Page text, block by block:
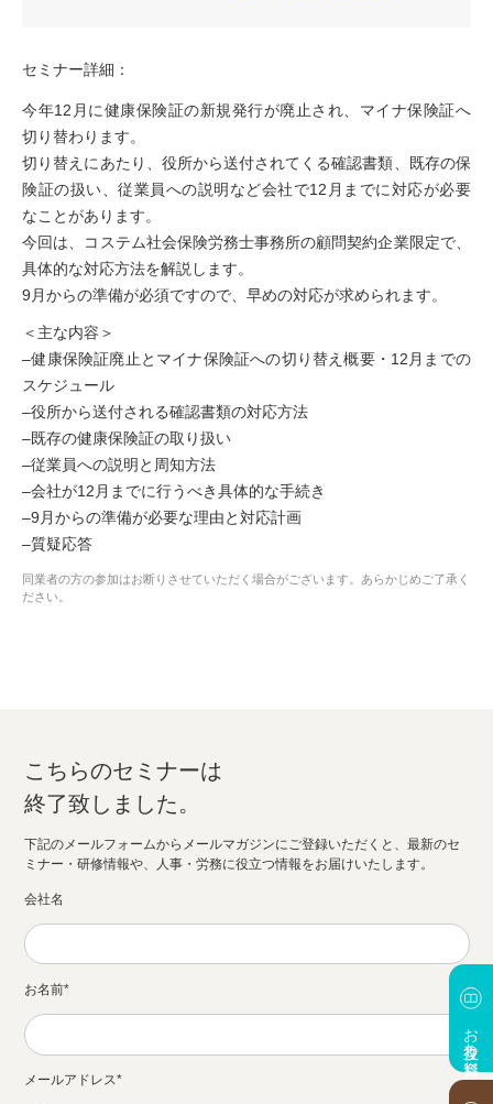
お役立ち資料
セミナー詳細：
今年12月に健康保険証の新規発行が廃止され、マイナ保険証へ
切り替わります。
切り替えにあたり、役所から送付されてくる確認書類、既存の保
険証の扱い、従業員への説明など会社で12月までに対応が必要
なことがあります。
今回は、コステム社会保険労務士事務所の顧問契約企業限定で、
具体的な対応方法を解説します。
9月からの準備が必須ですので、早めの対応が求められます。
＜主な内容＞
–健康保険証廃止とマイナ保険証への切り替え概要・12月までの
スケジュール
–役所から送付される確認書類の対応方法
–既存の健康保険証の取り扱い
–従業員への説明と周知方法
–会社が12月までに行うべき具体的な手続き
–9月からの準備が必要な理由と対応計画
–質疑応答
同業者の方の参加はお断りさせていただく場合がございます。あらかじめご了承く
ださい。
こちらのセミナーは
終了致しました。
下記のメールフォームからメールマガジンにご登録いただくと、最新のセ
ミナー・研修情報や、人事・労務に役立つ情報をお届けいたします。
会社名
お名前*
メールアドレス*